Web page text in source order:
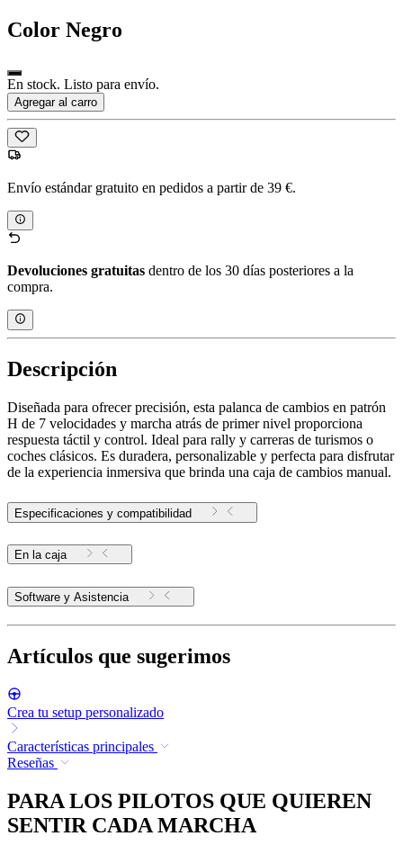
Color Negro
En stock. Listo para envío.
Agregar al carro
Envío estándar gratuito en pedidos a partir de 39 €.
Devoluciones gratuitas dentro de los 30 días posteriores a la
compra.
Descripción
Diseñada para ofrecer precisión, esta palanca de cambios en patrón
H de 7 velocidades y marcha atrás de primer nivel proporciona
respuesta táctil y control. Ideal para rally y carreras de turismos o
coches clásicos. Es duradera, personalizable y perfecta para disfrutar
de la experiencia inmersiva que brinda una caja de cambios manual.
Especificaciones y compatibilidad
En la caja
Software y Asistencia
Artículos que sugerimos
Crea tu setup personalizado
Características principales
Reseñas
PARA LOS PILOTOS QUE QUIEREN
SENTIR CADA MARCHA